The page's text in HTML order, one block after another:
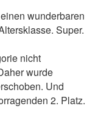
wunderbaren
Super.
nicht
wurde
Und
2. Platz.